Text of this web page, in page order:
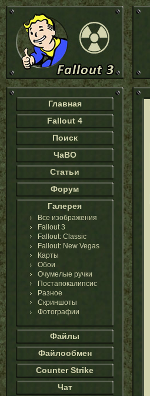
Главная
Fallout 4
Поиск
ЧаВО
Статьи
Форум
Галерея
Все изображения
Fallout 3
Fallout: Classic
Fallout: New Vegas
Карты
Обои
Очумелые ручки
Постапокалипсис
Разное
Скриншоты
Фотографии
Файлы
Файлообмен
Counter Strike
Чат